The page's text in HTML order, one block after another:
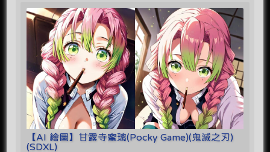
【AI 繪圖】甘露寺蜜璃(Pocky Game)(鬼滅之刃)
(SDXL)